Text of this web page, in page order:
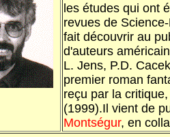
les études qui ont
revues de
fait découvrir au
d'auteurs
L. Jens, P.D.
premier roman
reçu par la
(1999).Il vient de
Montségur, en